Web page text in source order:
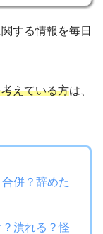
する情報を毎日
えている方は、
併？辞めた
？潰れる？怪